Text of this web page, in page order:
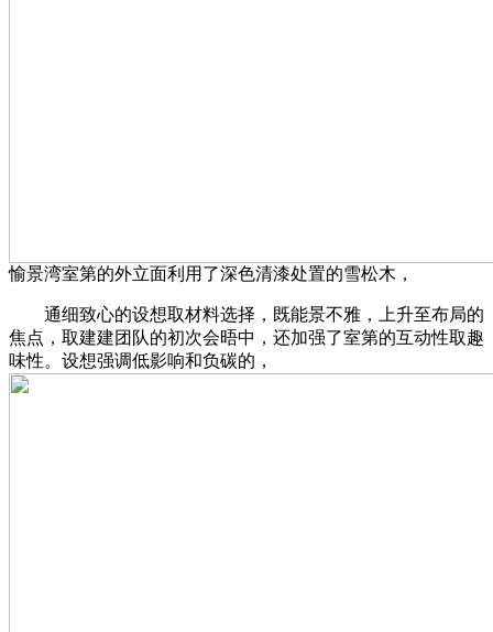
愉景湾室第的外立面利用了深色清漆处置的雪松木，
通细致心的设想取材料选择，既能景不雅，上升至布局的
焦点，取建建团队的初次会晤中，还加强了室第的互动性取趣
味性。设想强调低影响和负碳的，